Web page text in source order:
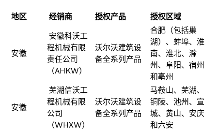
地区 经销商 授权产品 授权区域
安徽
安徽科沃工
程机械有限
责任公司
（AHKW）
沃尔沃建筑设
备全系列产品
合肥（包括巢
湖）、蚌埠、淮
南、淮北、滁
州、阜阳、宿州
和亳州
安徽
芜湖信沃工
程机械有限
公司
（WHXW）
沃尔沃建筑设
备全系列产品
马鞍山、芜湖、
铜陵、池州、宣
城、黄山、安庆
和六安